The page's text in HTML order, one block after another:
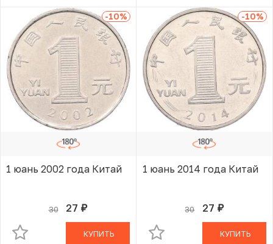
-10%
1 юань 2002 года Китай
30 27 руб.
В КОРЗИНЕ
КУПИТЬ
-10%
1 юань 2014 года Китай
30 27 руб.
В КОРЗИНЕ
КУПИТЬ